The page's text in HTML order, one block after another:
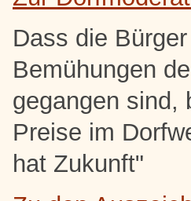
Dass die
Bemühungen
gegangen sind,
Preise im
hat Zukunft"